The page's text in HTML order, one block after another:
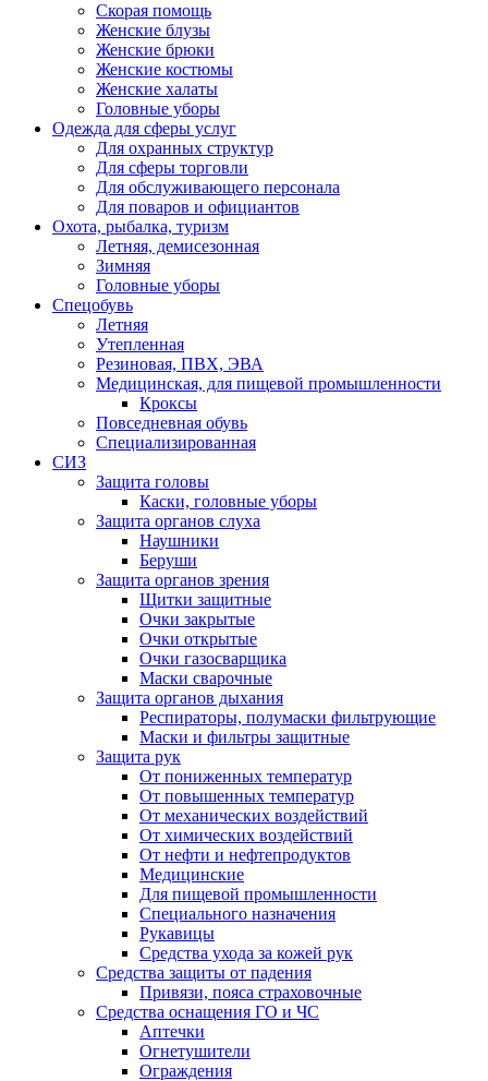
Скорая помощь
Женские блузы
Женские брюки
Женские костюмы
Женские халаты
Головные уборы
Одежда для сферы услуг
Для охранных структур
Для сферы торговли
Для обслуживающего персонала
Для поваров и официантов
Охота, рыбалка, туризм
Летняя, демисезонная
Зимняя
Головные уборы
Спецобувь
Летняя
Утепленная
Резиновая, ПВХ, ЭВА
Медицинская, для пищевой промышленности
Кроксы
Повседневная обувь
Специализированная
СИЗ
Защита головы
Каски, головные уборы
Защита органов слуха
Наушники
Беруши
Защита органов зрения
Щитки защитные
Очки закрытые
Очки открытые
Очки газосварщика
Маски сварочные
Защита органов дыхания
Респираторы, полумаски фильтрующие
Маски и фильтры защитные
Защита рук
От пониженных температур
От повышенных температур
От механических воздействий
От химических воздействий
От нефти и нефтепродуктов
Медицинские
Для пищевой промышленности
Специального назначения
Рукавицы
Средства ухода за кожей рук
Средства защиты от падения
Привязи, пояса страховочные
Средства оснащения ГО и ЧС
Аптечки
Огнетушители
Ограждения